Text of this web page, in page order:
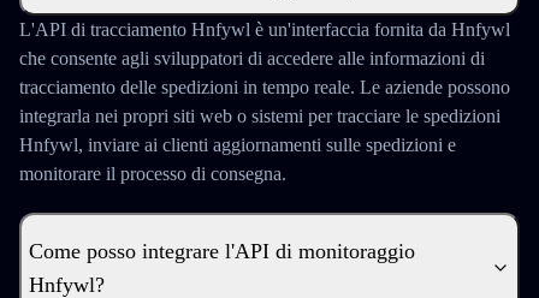
L'API di tracciamento Hnfywl è un'interfaccia fornita da Hnfywl
che consente agli sviluppatori di accedere alle informazioni di
tracciamento delle spedizioni in tempo reale. Le aziende possono
integrarla nei propri siti web o sistemi per tracciare le spedizioni
Hnfywl, inviare ai clienti aggiornamenti sulle spedizioni e
monitorare il processo di consegna.
Come posso integrare l'API di monitoraggio
Hnfywl?